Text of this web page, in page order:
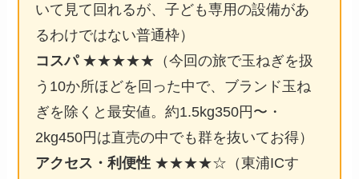
いて見て回れるが、子ども専用の設備があ
るわけではない普通枠）
コスパ★★★★★（今回の旅で玉ねぎを扱
う10か所ほどを回った中で、ブランド玉ね
ぎを除くと最安値。約1.5kg350円〜・
2kg450円は直売の中でも群を抜いてお得）
アクセス・利便性 ★★★★☆（東浦ICす